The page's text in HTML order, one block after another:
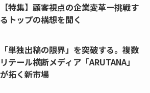
【特集】顧客視点の企業変革ー挑戦す
るトップの構想を聞く
「単独出稿の限界」を突破する。複数
リテール横断メディア「ARUTANA」
が拓く新市場